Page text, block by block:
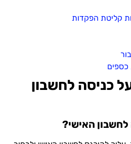
קליטת הפקדות
כניסה לחשבון
האישי?